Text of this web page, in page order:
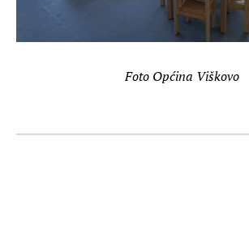
Foto Općina Viškovo